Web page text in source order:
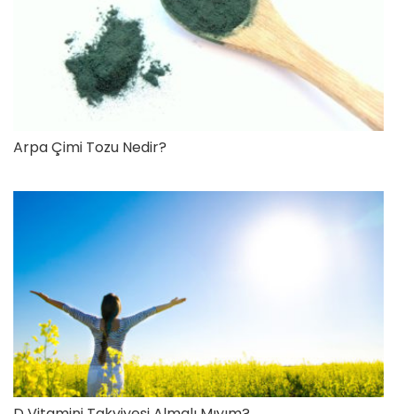
Arpa Çimi Tozu Nedir?